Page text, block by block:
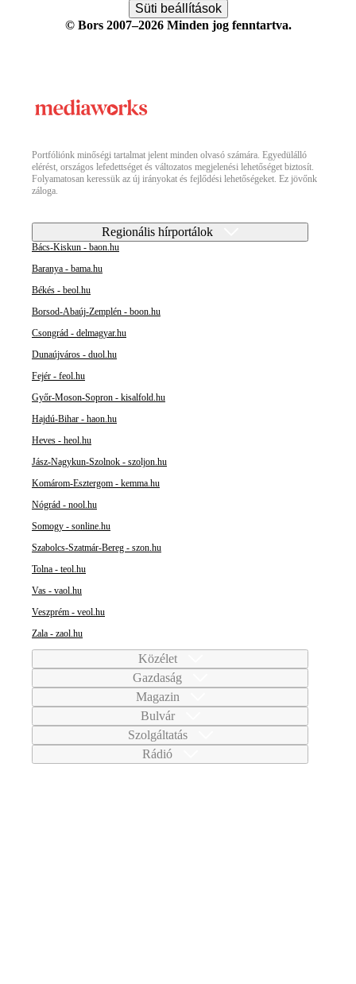
Süti beállítások
© Bors 2007–2026 Minden jog fenntartva.
Portfóliónk minőségi tartalmat jelent minden olvasó számára. Egyedülálló
elérést, országos lefedettséget és változatos megjelenési lehetőséget biztosít.
Folyamatosan keressük az új irányokat és fejlődési lehetőségeket. Ez jövőnk
záloga.
Regionális hírportálok
Bács-Kiskun - baon.hu
Baranya - bama.hu
Békés - beol.hu
Borsod-Abaúj-Zemplén - boon.hu
Csongrád - delmagyar.hu
Dunaújváros - duol.hu
Fejér - feol.hu
Győr-Moson-Sopron - kisalfold.hu
Hajdú-Bihar - haon.hu
Heves - heol.hu
Jász-Nagykun-Szolnok - szoljon.hu
Komárom-Esztergom - kemma.hu
Nógrád - nool.hu
Somogy - sonline.hu
Szabolcs-Szatmár-Bereg - szon.hu
Tolna - teol.hu
Vas - vaol.hu
Veszprém - veol.hu
Zala - zaol.hu
Közélet
Gazdaság
Magazin
Bulvár
Szolgáltatás
Rádió